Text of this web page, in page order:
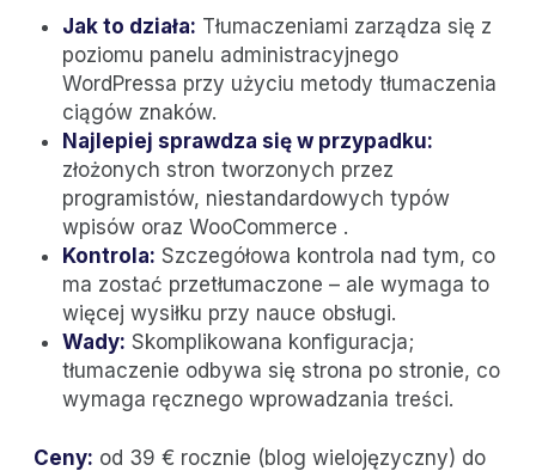
Jak to działa: Tłumaczeniami zarządza się z
poziomu panelu administracyjnego
WordPressa przy użyciu metody tłumaczenia
ciągów znaków.
Najlepiej sprawdza się w przypadku:
złożonych stron tworzonych przez
programistów, niestandardowych typów
wpisów oraz WooCommerce .
Kontrola: Szczegółowa kontrola nad tym, co
ma zostać przetłumaczone – ale wymaga to
więcej wysiłku przy nauce obsługi.
Wady: Skomplikowana konfiguracja;
tłumaczenie odbywa się strona po stronie, co
wymaga ręcznego wprowadzania treści.
Ceny: od 39 € rocznie (blog wielojęzyczny) do